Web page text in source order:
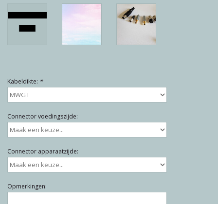
Info
Merken
Kabeldikte: *
Connector voedingszijde:
Connector apparaatzijde:
Opmerkingen: